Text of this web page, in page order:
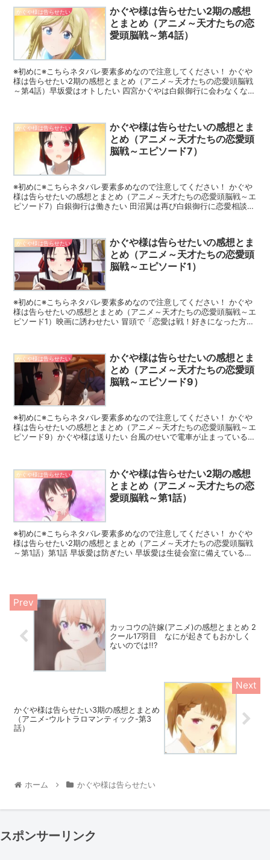
かぐや様は告らせたい
かぐや様は告らせたい2期の感想
とまとめ（アニメ～天才たちの恋
愛頭脳戦～第4話）
※初めに※こちらネタバレ要素多めなので注意してください！ かぐや
様は告らせたい2期の感想とまとめ（アニメ～天才たちの恋愛頭脳戦
～第4話）早坂愛はオトしたい 四宮かぐやは白銀御行に会わなくなっ
かぐや様は告らせたい
かぐや様は告らせたいの感想とま
とめ（アニメ～天才たちの恋愛頭
脳戦～エピソード7）
※初めに※こちらネタバレ要素多めなので注意してください！ かぐや
様は告らせたいの感想とまとめ（アニメ～天才たちの恋愛頭脳戦～エ
ピソード7）白銀御行は働きたい 田沼翼は再び白銀御行に恋愛相談を
かぐや様は告らせたい
かぐや様は告らせたいの感想とま
とめ（アニメ～天才たちの恋愛頭
脳戦～エピソード1）
※初めに※こちらネタバレ要素多めなので注意してください！ かぐや
様は告らせたいの感想とまとめ（アニメ～天才たちの恋愛頭脳戦～エ
ピソード1）映画に誘わせたい 冒頭で「恋愛は戦！好きになった方が
かぐや様は告らせたい
かぐや様は告らせたいの感想とま
とめ（アニメ～天才たちの恋愛頭
脳戦～エピソード9）
※初めに※こちらネタバレ要素多めなので注意してください！ かぐや
様は告らせたいの感想とまとめ（アニメ～天才たちの恋愛頭脳戦～エ
ピソード9）かぐや様は送りたい 台風のせいで電車が止まっている。
かぐや様は告らせたい
かぐや様は告らせたい2期の感想
とまとめ（アニメ～天才たちの恋
愛頭脳戦～第1話）
※初めに※こちらネタバレ要素多めなので注意してください！ かぐや
様は告らせたい2期の感想とまとめ（アニメ～天才たちの恋愛頭脳戦
～第1話）第1話 早坂愛は防ぎたい 早坂愛は生徒会室に備えているコ
カッコウの許嫁(アニメ)の感想とまとめ 2
クール17羽目 なにが起きてもおかしく
ないのでは!!?
かぐや様は告らせたい3期の感想とまとめ
（アニメ-ウルトラロマンティック-第3
話）
ホーム かぐや様は告らせたい
スポンサーリンク